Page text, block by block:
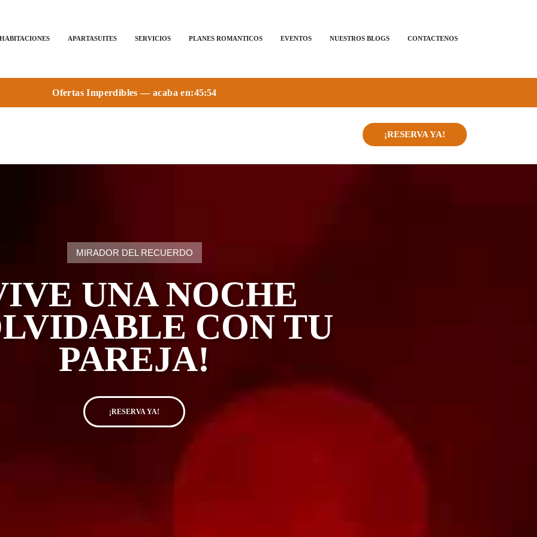
HABITACIONES APARTASUITES SERVICIOS PLANES ROMANTICOS EVENTOS NUESTROS BLOGS CONTACTENOS
¡RESERVA YA!
Ofertas Imperdibles — acaba en:45:52
MIRADOR DEL RECUERDO
UNA NOCHE
CON TU
PAREJA!
¡RESERVA YA!